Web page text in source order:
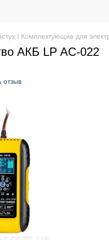
І Комплектующие для
АКБ LP AC-022
отзыв